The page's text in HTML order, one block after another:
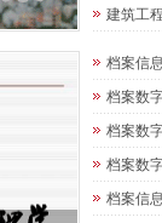
建筑工
档案信
档案数
档案数
档案数
档案信